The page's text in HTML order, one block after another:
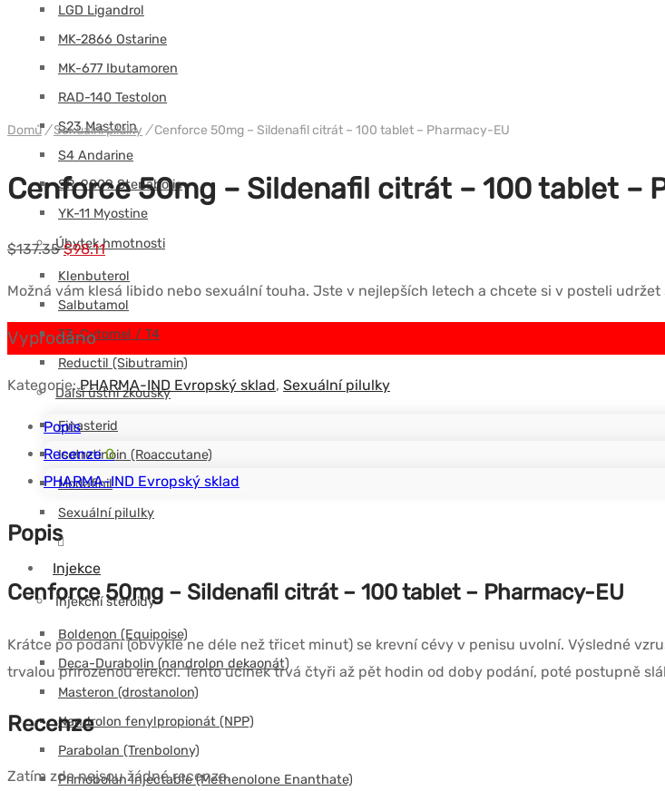
LGD Ligandrol
MK-2866 Ostarine
MK-677 Ibutamoren
RAD-140 Testolon
S23 Mastorin
S4 Andarine
SR-9009 Stenabolic
YK-11 Myostine
Úbytek hmotnosti
Klenbuterol
Salbutamol
T3-Cytomel / T4
Reductil (Sibutramin)
Další ústní zkoušky
Finasterid
Isotretinoin (Roaccutane)
Modafinil
Sexuální pilulky
Injekce
Injekční steroidy
Boldenon (Equipoise)
Deca-Durabolin (nandrolon dekaonát)
Masteron (drostanolon)
Nandrolon fenylpropionát (NPP)
Parabolan (Trenbolony)
Primobolan Injectable (Methenolone Enanthate)
Domů /Sexuální pilulky /Cenforce 50mg – Sildenafil citrát – 100 tablet – Pharmacy-EU
Cenforce 50mg – Sildenafil citrát – 100 tablet –
$137.35Původní
cena
byla:
$137.35.
$98.11Současná
cena
je:
$98.11.
Možná vám klesá libido nebo sexuální touha. Jste v nejlepších letech a chcete si v posteli
Vyprodáno
Kategorie:PHARMA-IND Evropský sklad, Sexuální pilulky
Popis
Recenze0
PHARMA-IND Evropský sklad
Popis
Cenforce 50mg – Sildenafil citrát – 100 tablet – Pharmacy-EU
Krátce po podání (obvykle ne déle než třicet minut) se krevní cévy v penisu uvolní. Výsledné
trvalou přirozenou erekci. Tento účinek trvá čtyři až pět hodin od doby podání, poté postupně
Recenze
Zatím zde nejsou žádné recenze.